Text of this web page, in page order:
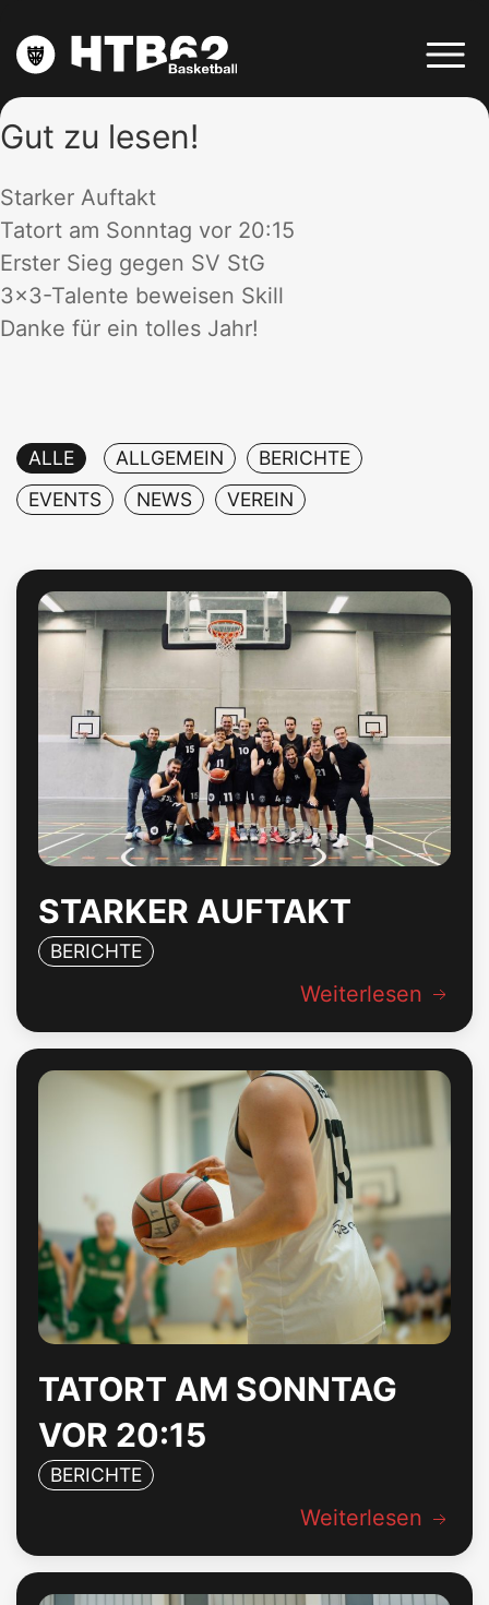
AUF ZUM PROBETRAINING
DEIN BASKETBALLVEREIN
NEWS & MEDIA
VEREIN
KONTAKT
Gut zu lesen!
Starker Auftakt
Tatort am Sonntag vor 20:15
Erster Sieg gegen SV StG
3×3-Talente beweisen Skill
Danke für ein tolles Jahr!
ALLE ALLGEMEIN
BERICHTE
EVENTS
NEWS VEREIN
STARKER AUFTAKT
BERICHTE
Weiterlesen
TATORT AM SONNTAG
VOR 20:15
BERICHTE
Weiterlesen